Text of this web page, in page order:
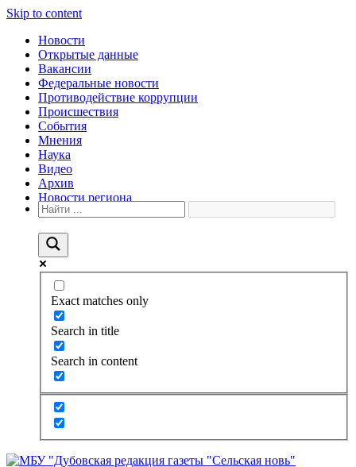
Skip to content
Новости
Открытые данные
Вакансии
Федеральные новости
Противодействие коррупции
Происшествия
События
Мнения
Наука
Видео
Архив
Новости региона
Exact matches only
Search in title
Search in content